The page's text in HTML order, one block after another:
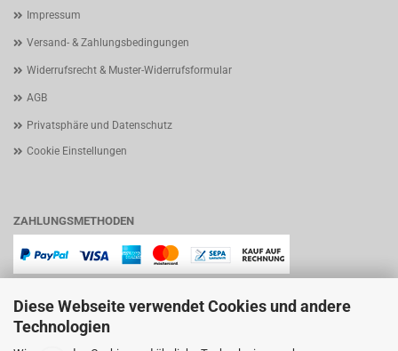
Diese Webseite verwendet Cookies und andere
Technologien
Impressum
Versand- & Zahlungsbedingungen
Widerrufsrecht & Muster-Widerrufsformular
AGB
Privatsphäre und Datenschutz
Cookie Einstellungen
ZAHLUNGSMETHODEN